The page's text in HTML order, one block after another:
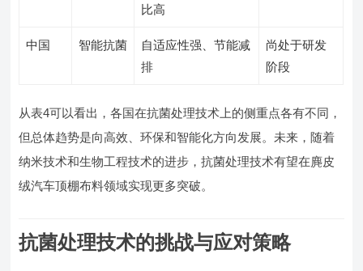
比高
中国 智能抗菌
自适应性强、节能减
排
尚处于研发
阶段
从表4可以看出，各国在抗菌处理技术上的侧重点各有不同，
但总体趋势是向高效、环保和智能化方向发展。未来，随着
纳米技术和生物工程技术的进步，抗菌处理技术有望在麂皮
绒汽车顶棚布料领域实现更多突破。
抗菌处理技术的挑战与应对策略